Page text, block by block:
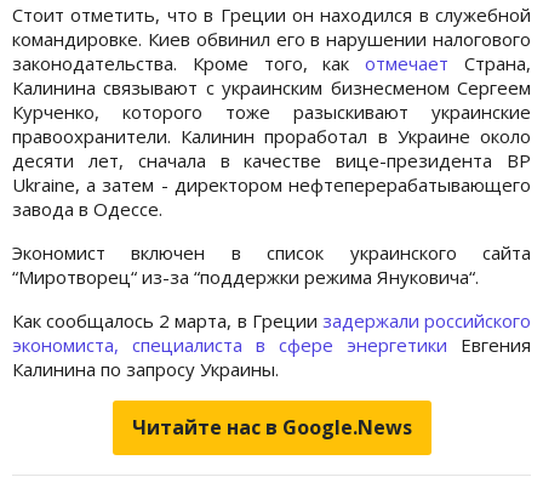
Стоит отметить, что в Греции он находился в служебной
командировке. Киев обвинил его в нарушении налогового
законодательства. Кроме того, какотмечает Страна,
Калинина связывают с украинским бизнесменом Сергеем
Курченко, которого тоже разыскивают украинские
правоохранители. Калинин проработал в Украине около
десяти лет, сначала в качестве вице-президента BP
Ukraine, а затем - директором нефтеперерабатывающего
завода в Одессе.
Экономист включен в список украинского сайта
“Миротворец“ из-за “поддержки режима Януковича“.
Как сообщалось 2 марта, в Греции задержали российского
экономиста, специалиста в сфере энергетики Евгения
Калинина по запросу Украины.
Читайте нас в Google.News